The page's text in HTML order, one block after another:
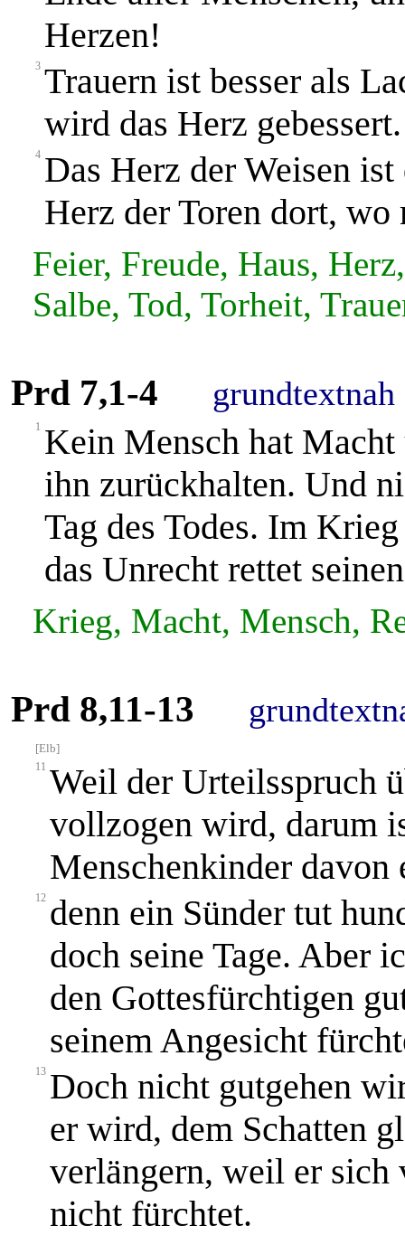
Herzen!
3 Trauern ist besser als
wird das Herz gebessert.
4 Das Herz der Weisen
Herz der Toren dort, wo
Feier, Freude, Haus,
Salbe, Tod, Torheit,
Prd 7,1-4 grundtextnah
1 Kein Mensch hat
ihn zurückhalten. Und
Tag des Todes. Im
das Unrecht rettet
Krieg, Macht, Mensch,
Prd 8,11-13
[Elb]
11 Weil der Urteilsspruch
vollzogen wird, darum
Menschenkinder
12 denn ein Sünder tut
doch seine Tage. Aber
den Gottesfürchtigen
seinem Angesicht
13 Doch nicht gutgehen
er wird, dem Schatten
verlängern, weil er sich
nicht fürchtet.